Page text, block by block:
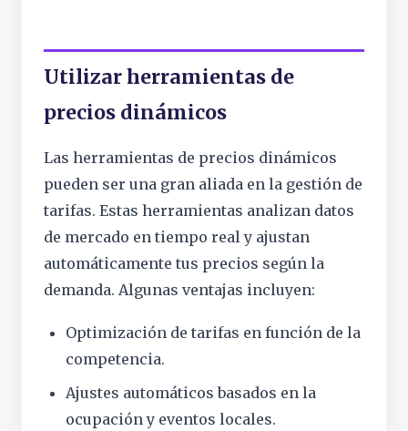
Utilizar herramientas de
precios dinámicos
Las herramientas de precios dinámicos
pueden ser una gran aliada en la gestión de
tarifas. Estas herramientas analizan datos
de mercado en tiempo real y ajustan
automáticamente tus precios según la
demanda. Algunas ventajas incluyen:
Optimización de tarifas en función de la
competencia.
Ajustes automáticos basados en la
ocupación y eventos locales.